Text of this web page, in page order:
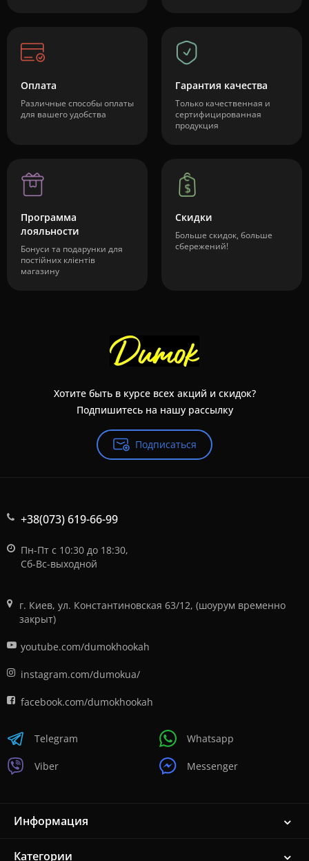
Оплата
Различные способы оплаты
для вашего удобства
Гарантия качества
Только качественная и
сертифицированная
продукция
Программа
лояльности
Бонуси та подарунки для
постійних клієнтів
магазину
Скидки
Больше скидок, больше
сбережений!
Хотите быть в курсе всех акций и скидок?
Подпишитесь на нашу рассылку
Подписаться
+38(073) 619-66-99
Пн-Пт с 10:30 до 18:30,
Сб-Вс-выходной
г. Киев, ул. Константиновская 63/12, (шоурум временно
закрыт)
youtube.com/dumokhookah
instagram.com/dumokua/
facebook.com/dumokhookah
Telegram
Viber
Whatsapp
Messenger
Информация
Категории